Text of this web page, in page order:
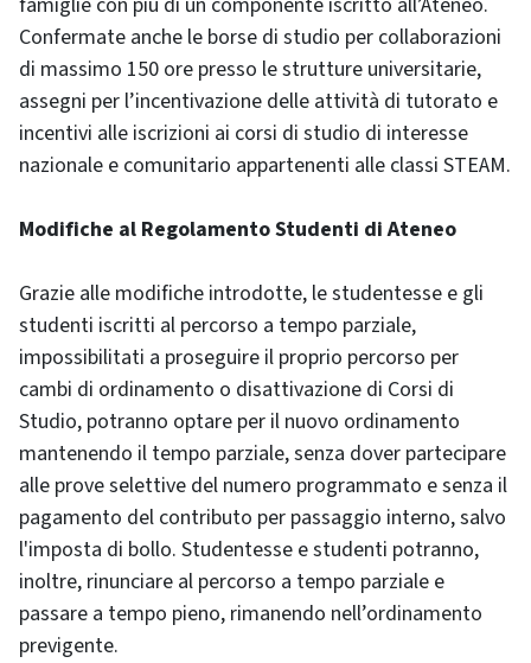
Confermate anche le borse di studio per collaborazioni
di massimo 150 ore presso le strutture universitarie,
assegni per l’incentivazione delle attività di tutorato e
incentivi alle iscrizioni ai corsi di studio di interesse
nazionale e comunitario appartenenti alle classi STEAM.
Modifiche al Regolamento Studenti di Ateneo
Grazie alle modifiche introdotte, le studentesse e gli
studenti iscritti al percorso a tempo parziale,
impossibilitati a proseguire il proprio percorso per
cambi di ordinamento o disattivazione di Corsi di
Studio, potranno optare per il nuovo ordinamento
mantenendo il tempo parziale, senza dover partecipare
alle prove selettive del numero programmato e senza il
pagamento del contributo per passaggio interno, salvo
l'imposta di bollo. Studentesse e studenti potranno,
inoltre, rinunciare al percorso a tempo parziale e
passare a tempo pieno, rimanendo nell’ordinamento
previgente.